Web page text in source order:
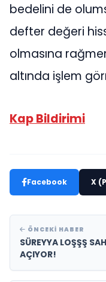
bedelini de
defter değeri
olmasına
altında işlem
Kap Bildirimi
Facebook X
ÖNCEKI HABER
SÜREYYA LOŞŞŞ
AÇIYOR!